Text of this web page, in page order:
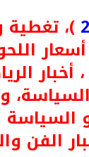
)،
أسعار
أخبار
السياسة،
السياسة
الفن